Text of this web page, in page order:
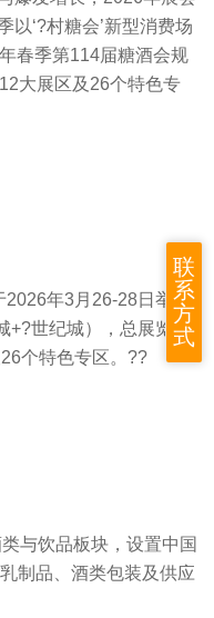
‘?村糖会’新型消费场
春季第114届糖酒会规
大展区及26个特色专
年3月26-28日举
+?世纪城），总展览面
个特色专区。??
与饮品板块，设置中国
制品、酒类包装及供应
联
系
方
式